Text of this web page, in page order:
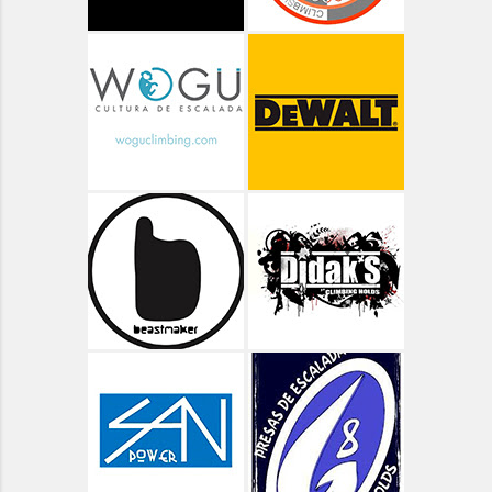
Aragón - Pico Arriel
Aragón - Valle de Bujaruelo
Aragón - Valle de Ordiso
Aragón - Vías Clásicas
Arbolí Bloque
Asturias
Asturias - Circular Lagos de Covadonga
Asturias - Oriente - Carbes
Asturias - Oriente - Cuevas del Mar
Asturias - Oriente - Las Cabadas
Asturias - Oviedo - Teverga